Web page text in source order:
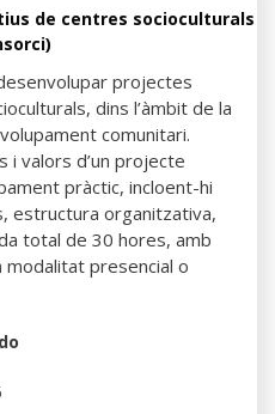
de centres socioculturals
projectes
dins l’àmbit de la
comunitari.
i valors d’un projecte
pràctic, incloent-hi
estructura organitzativa,
total de 30 hores, amb
modalitat presencial o